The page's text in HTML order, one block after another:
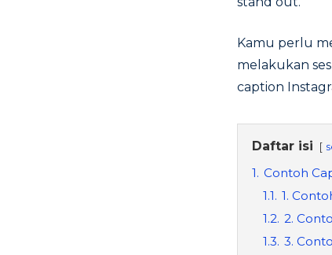
Kamu perlu
melakukan
caption
Daftar isi
1. Contoh
1.1. 1.
1.2. 2.
1.3. 3.